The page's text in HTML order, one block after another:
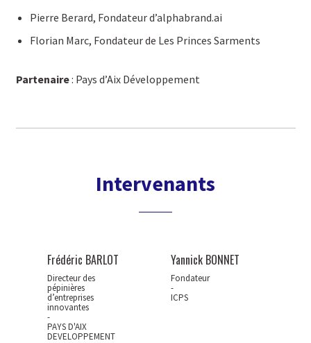
Pierre Berard, Fondateur d’alphabrand.ai
Florian Marc, Fondateur de Les Princes Sarments
Partenaire: Pays d’Aix Développement
Intervenants
Frédéric BARLOT
Directeur des
pépinières
d’entreprises
innovantes
-
PAYS D'AIX
DEVELOPPEMENT
Yannick BONNET
Fondateur
-
ICPS